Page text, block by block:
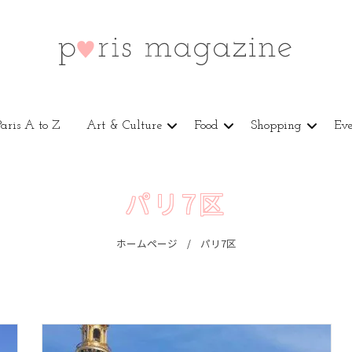
A to Z Art & Culture Food Shopping
パリ7区
ホームページ パリ7区